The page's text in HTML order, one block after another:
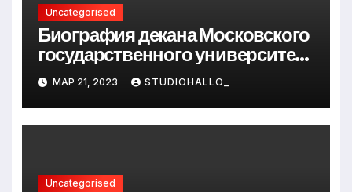
Uncategorised
Биография декана Московского
государственного университета
Андрея Сидорова — от студента
до руководителя
МАР 21, 2023 STUDIOHALLO_
Uncategorised